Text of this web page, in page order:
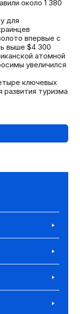
около 1 380
для
впервые с
выше $4 300
атомной
увеличился
ключевых
развития туризма